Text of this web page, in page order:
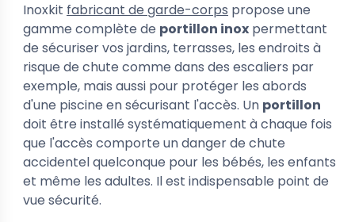
Inoxkit fabricant de garde-corps propose une
gamme complète de portillon inox permettant
de sécuriser vos jardins, terrasses, les endroits à
risque de chute comme dans des escaliers par
exemple, mais aussi pour protéger les abords
d'une piscine en sécurisant l'accès. Un portillon
doit être installé systématiquement à chaque fois
que l'accès comporte un danger de chute
accidentel quelconque pour les bébés, les enfants
et même les adultes. Il est indispensable point de
vue sécurité.